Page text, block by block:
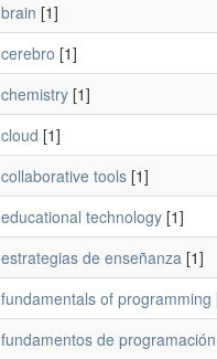
brain [1]
cerebro [1]
chemistry [1]
cloud [1]
collaborative tools [1]
educational technology [1]
estrategias de enseñanza [1]
fundamentals of programming
fundamentos de programación